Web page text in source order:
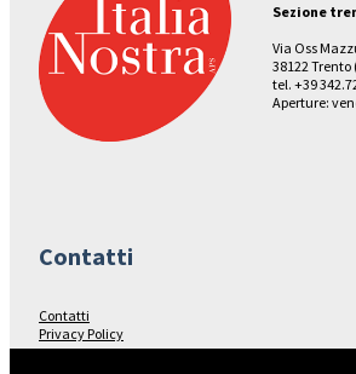
Sezione
Via Oss
38122 Trento
tel. +39
Aperture:
Contatti
Contatti
Privacy Policy